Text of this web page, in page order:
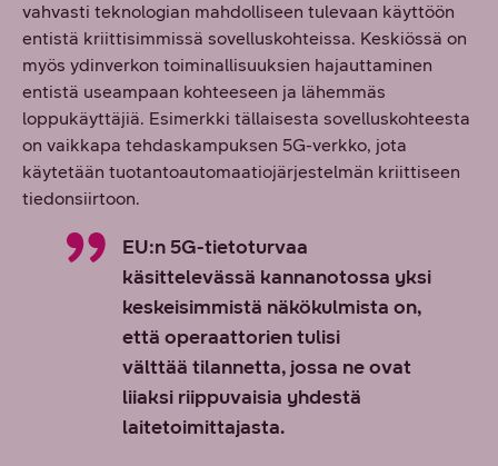
vahvasti teknologian mahdolliseen tulevaan käyttöön
entistä kriittisimmissä sovelluskohteissa. Keskiössä on
myös ydinverkon toiminallisuuksien hajauttaminen
entistä useampaan kohteeseen ja lähemmäs
loppukäyttäjiä. Esimerkki tällaisesta sovelluskohteesta
on vaikkapa tehdaskampuksen 5G-verkko, jota
käytetään tuotantoautomaatiojärjestelmän kriittiseen
tiedonsiirtoon.
EU:n 5G-tietoturvaa
käsittelevässä kannanotossa yksi
keskeisimmistä näkökulmista on,
että operaattorien tulisi
välttää tilannetta, jossa ne ovat
liiaksi riippuvaisia yhdestä
laitetoimittajasta.